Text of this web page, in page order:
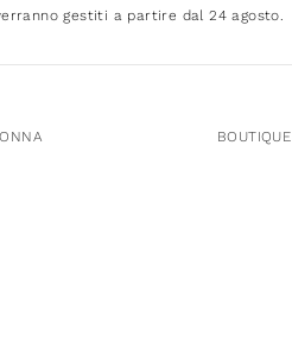
gestiti a partire dal 24 agosto.
BOUTIQUE